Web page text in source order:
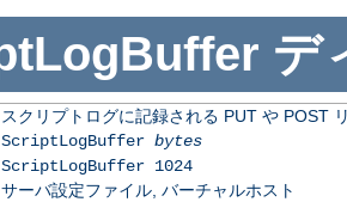
デ
スクリプトログに記録される PUT や POST
ScriptLogBuffer bytes
ScriptLogBuffer 1024
サーバ設定ファイル, バーチャルホスト